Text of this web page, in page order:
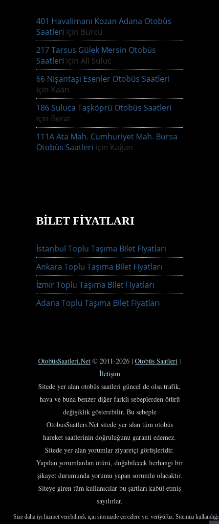
401 Havalimanı Kozan Adana Otobüs
Saatleri için Burcu
217 Tarsus Gülek Mersin Otobüs
Saatleri için Ali Suluc
66 Nişantaşı Esenler Otobüs Saatleri
için Kaan
186 Suluca Taşköprü Otobüs Saatleri
için Berat
111A Ata Mah. Cumhuriyet Mah. Bursa
Otobüs Saatleri için Kağan
BILET FIYATLARI
İstanbul Toplu Taşıma Bilet Fiyatları
Ankara Toplu Taşıma Bilet Fiyatları
İzmir Toplu Taşıma Bilet Fiyatları
Adana Toplu Taşıma Bilet Fiyatları
OtobüsSaatleri.Net © 2011-2026 | Otobüs Saatleri |
İletişim
Sitede yer alan otobüs saatleri güncel de olsa trafik,
hava ve buna benzer diğer farklı sebeplerden ötürü
değişiklik gösterebilir. Bu sebeple
OtobusSaatleri.Net sitede yer alan tüm otobüs
hareket saatlerinin doğruluğunu garanti edemez.
Sitede yer alan yorumlar ziyaretçi görüşleridir.
Yapılan yorumlardan ötürü, doğabilecek herhangi bir
şikayet durumunda yorumu yapan sorumlu olacaktır.
Siteye giren tüm kullanıcılar bu şartları kabul etmiş
sayılırlar.
ÜST
Size daha iyi hizmet verebilmek için sitemizde çerezlere yer veriyoruz. Sitemizi